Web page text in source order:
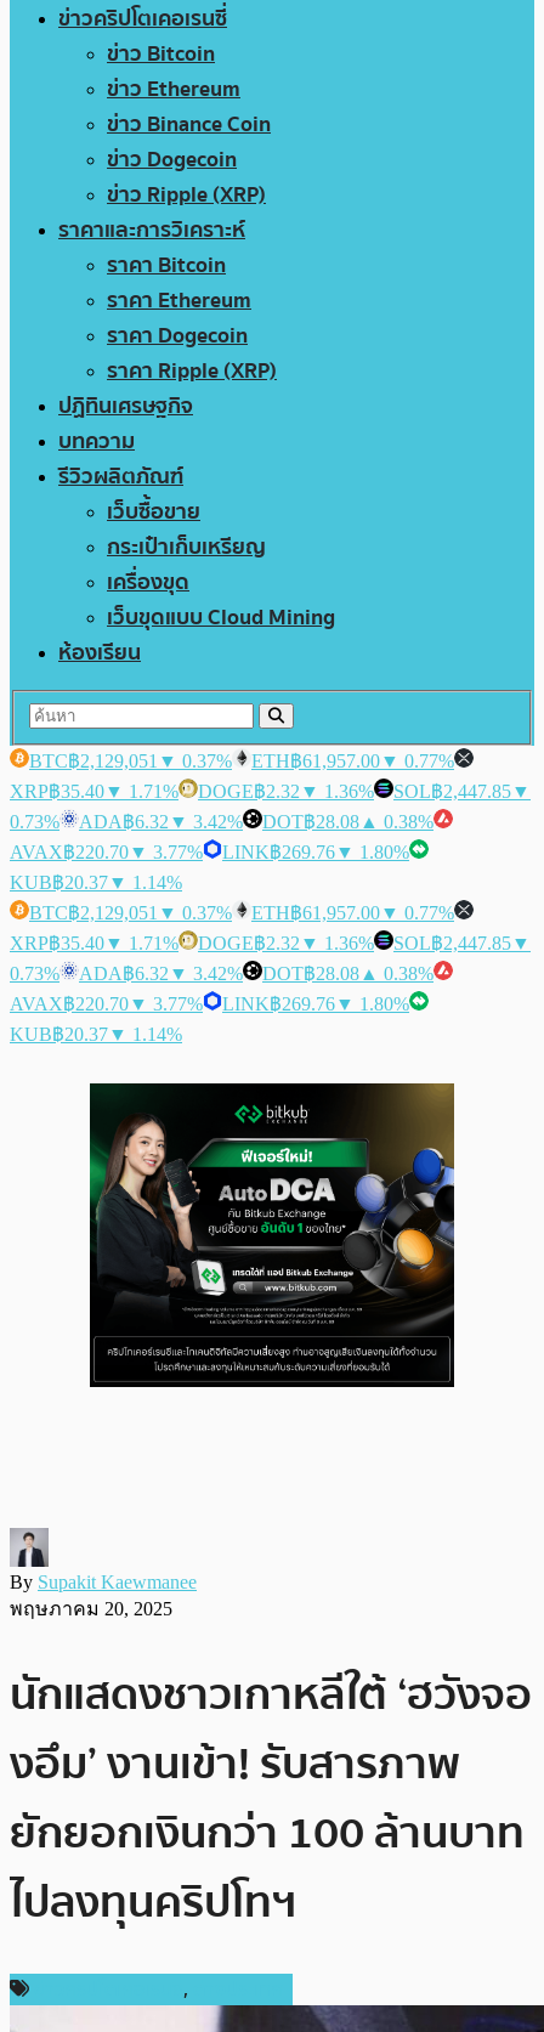
ข่าวคริปโตเคอเรนซี่
ข่าว Bitcoin
ข่าว Ethereum
ข่าว Binance Coin
ข่าว Dogecoin
ข่าว Ripple (XRP)
ราคาและการวิเคราะห์
ราคา Bitcoin
ราคา Ethereum
ราคา Dogecoin
ราคา Ripple (XRP)
ปฏิทินเศรษฐกิจ
บทความ
รีวิวผลิตภัณฑ์
เว็บซื้อขาย
กระเป๋าเก็บเหรียญ
เครื่องขุด
เว็บขุดแบบ Cloud Mining
ห้องเรียน
BTC฿2,129,051 ▼ 0.37% ETH฿61,957.00▼ 0.77%
XRP฿35.40▼ 1.71% DOGE฿2.32 ▼ 1.36% SOL฿2,447.85▼
0.73%
ADA฿6.32 ▼ 3.42% DOT฿28.08 ▲ 0.38%
AVAX฿220.70▼ 3.77% LINK฿269.76▼ 1.80%
KUB฿20.37▼ 1.14%
BTC฿2,129,051 ▼ 0.37% ETH฿61,957.00▼ 0.77%
XRP฿35.40▼ 1.71% DOGE฿2.32 ▼ 1.36% SOL฿2,447.85▼
0.73%
ADA฿6.32 ▼ 3.42% DOT฿28.08 ▲ 0.38%
AVAX฿220.70▼ 3.77% LINK฿269.76▼ 1.80%
KUB฿20.37▼ 1.14%
By Supakit Kaewmanee
พฤษภาคม 20, 2025
นักแสดงชาวเกาหลีใต้ ‘ฮวังจอ
งอึม’ งานเข้า! รับสารภาพ
ยักยอกเงินกว่า 100 ล้านบาท
ไปลงทุนคริปโทฯ
,